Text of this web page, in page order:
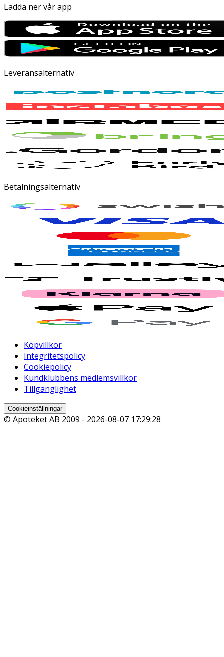
Ladda ner vår app
Leveransalternativ
Betalningsalternativ
Köpvillkor
Integritetspolicy
Cookiepolicy
Kundklubbens medlemsvillkor
Tillgänglighet
Cookieinställningar
© Apoteket AB 2009 - 2026-08-07 17:29:28